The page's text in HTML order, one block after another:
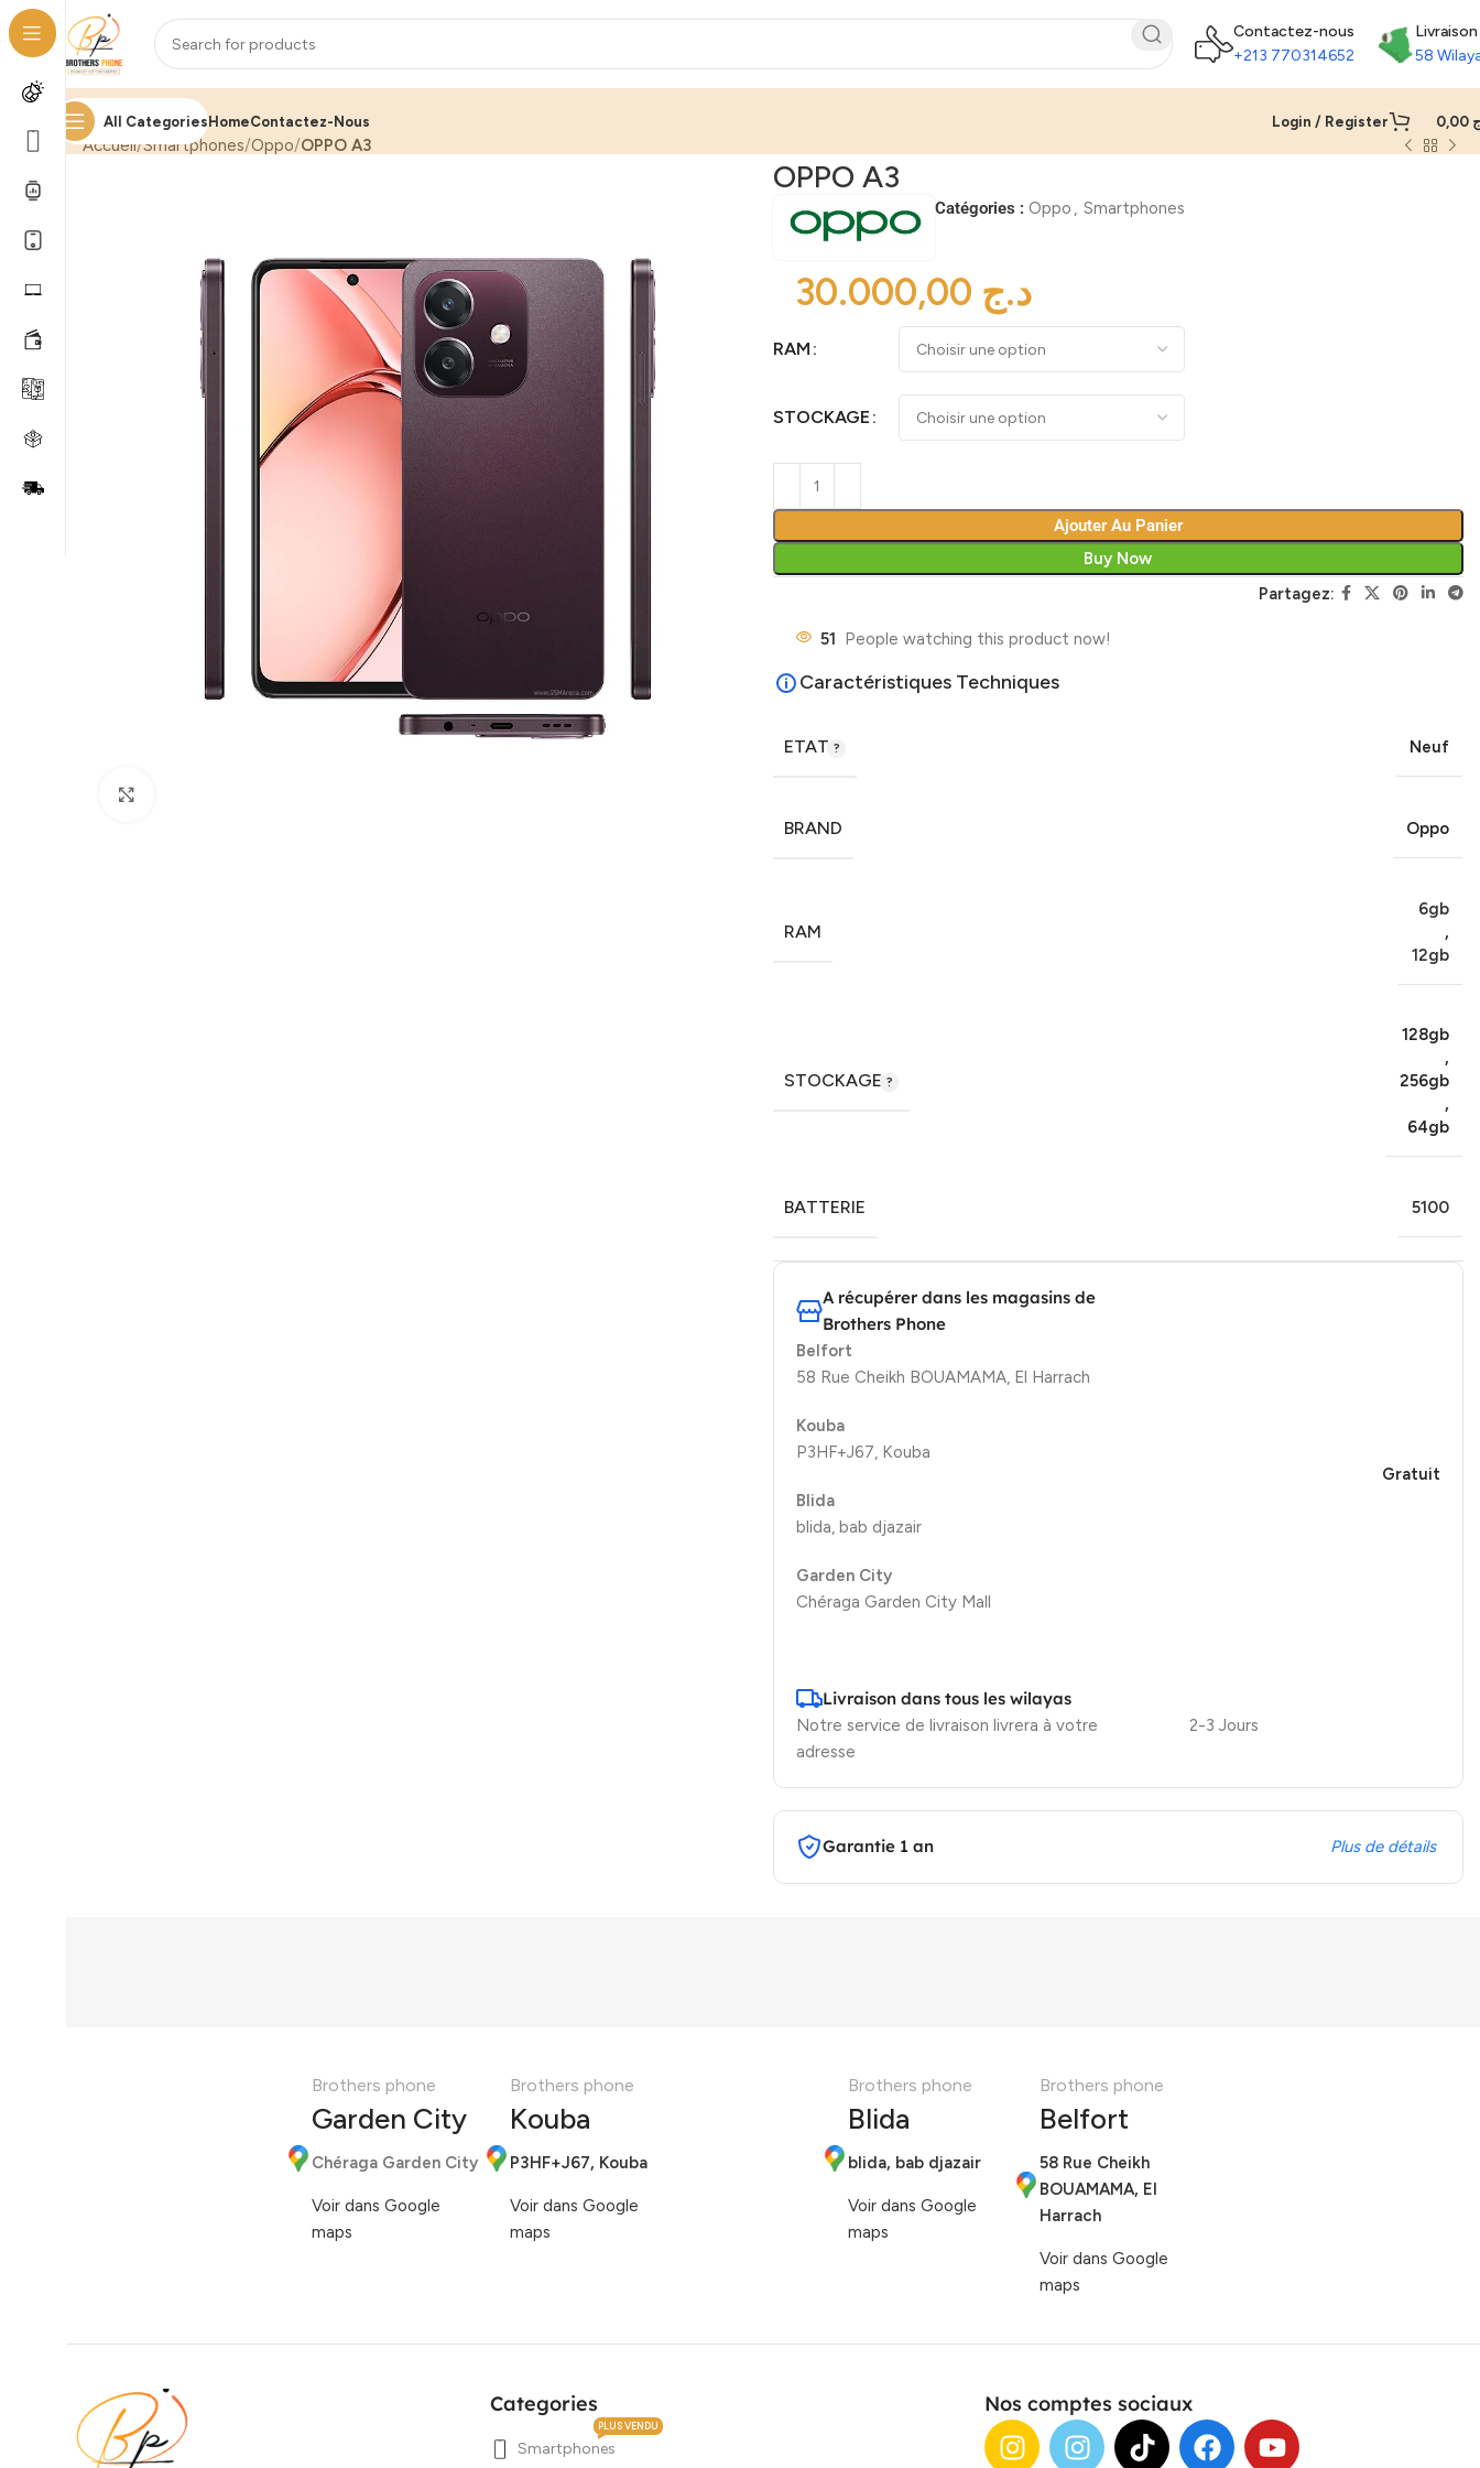
Contactez-nous
+213 770314652
Livraison
58
All CategoriesHomeContactez-Nous Login / Register
Accueil Smartphones Oppo OPPO A3
OPPO A3
Catégories : Oppo , Smartphones
د.ج
RAM
STOCKAGE
Ajouter Au Panier
Buy Now
Partagez:
51 People watching this product now!
Caractéristiques Techniques
ETAT Neuf
BRAND Oppo
RAM
6gb
,
12gb
STOCKAGE
128gb
,
256gb
,
64gb
BATTERIE 5100
A récupérer dans les magasins de
Brothers Phone
Belfort
58 Rue Cheikh BOUAMAMA, El Harrach
Kouba
P3HF+J67, Kouba
Blida
blida, bab djazair
Garden City
Chéraga Garden City Mall
Gratuit
Livraison dans tous les wilayas
Notre service de livraison livrera à votre
adresse
2-3 Jours
Garantie 1 an Plus de détails
Brothers phone
Garden City
Chéraga Garden City
Voir dans Google
maps
Brothers phone
Kouba
P3HF+J67, Kouba
Voir dans Google
maps
Brothers phone
Blida
blida, bab djazair
Voir dans Google
maps
Brothers phone
Belfort
58 Rue Cheikh
BOUAMAMA, El
Harrach
Voir dans Google
maps
Categories
Smartphones
PLUS VENDU
Nos comptes sociaux